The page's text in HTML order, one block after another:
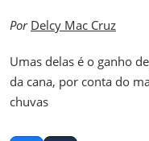
Por Delcy Mac Cruz
Umas delas é o ganho
da cana, por conta do
chuvas